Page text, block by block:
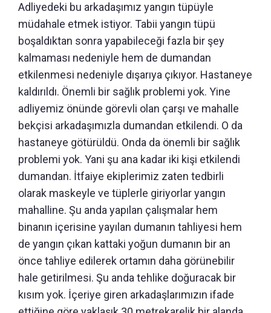
Adliyedeki bu arkadaşımız yangın tüpüyle
müdahale etmek istiyor. Tabii yangın tüpü
boşaldıktan sonra yapabileceği fazla bir şey
kalmaması nedeniyle hem de dumandan
etkilenmesi nedeniyle dışarıya çıkıyor. Hastaneye
kaldırıldı. Önemli bir sağlık problemi yok. Yine
adliyemiz önünde görevli olan çarşı ve mahalle
bekçisi arkadaşımızla dumandan etkilendi. O da
hastaneye götürüldü. Onda da önemli bir sağlık
problemi yok. Yani şu ana kadar iki kişi etkilendi
dumandan. İtfaiye ekiplerimiz zaten tedbirli
olarak maskeyle ve tüplerle giriyorlar yangın
mahalline. Şu anda yapılan çalışmalar hem
binanın içerisine yayılan dumanın tahliyesi hem
de yangın çıkan kattaki yoğun dumanın bir an
önce tahliye edilerek ortamın daha görünebilir
hale getirilmesi. Şu anda tehlike doğuracak bir
kısım yok. İçeriye giren arkadaşlarımızın ifade